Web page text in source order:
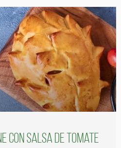
con salsa de tomate